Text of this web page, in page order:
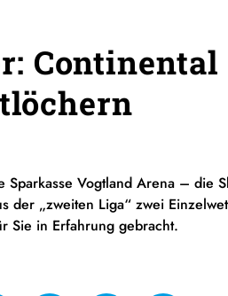
Continental
Vogtland Arena – die
„zweiten Liga“ zwei
Sie in Erfahrung gebracht.